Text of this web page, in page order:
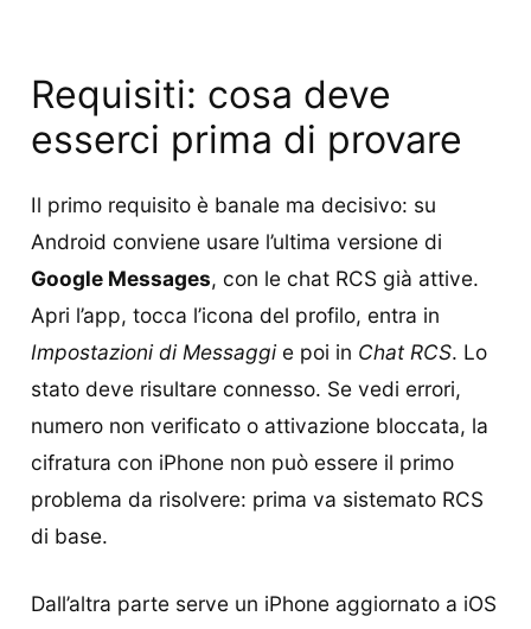
Requisiti: cosa deve
esserci prima di provare
Il primo requisito è banale ma decisivo: su
Android conviene usare l’ultima versione di
Google Messages, con le chat RCS già attive.
Apri l’app, tocca l’icona del profilo, entra in
Impostazioni di Messaggie poi in Chat RCS. Lo
stato deve risultare connesso. Se vedi errori,
numero non verificato o attivazione bloccata, la
cifratura con iPhone non può essere il primo
problema da risolvere: prima va sistemato RCS
di base.
Dall’altra parte serve un iPhone aggiornato a iOS